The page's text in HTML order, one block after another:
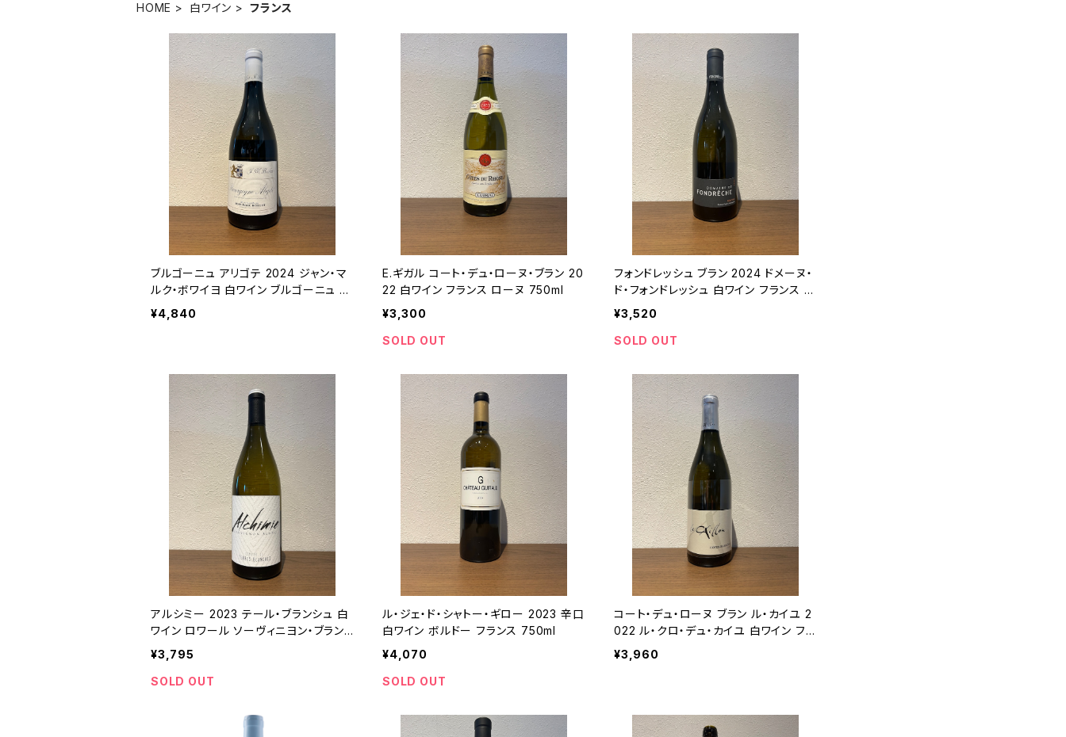
HOME 白ワイン フランス
ブルゴーニュ アリゴテ 2024 ジャン・マ
ルク・ボワイヨ 白ワイン ブルゴーニュ フ
ランス 750ml
¥4,840
E.ギガル コート・デュ・ローヌ・ブラン 20
22 白ワイン フランス ローヌ 750ml
¥3,300
SOLD OUT
フォンドレッシュ ブラン 2024 ドメーヌ・
ド・フォンドレッシュ 白ワイン フランス ロ
ーヌ 750ml
¥3,520
SOLD OUT
アルシミー 2023 テール・ブランシュ 白
ワイン ロワール ソーヴィニヨン・ブラン
750ml
¥3,795
SOLD OUT
ル・ジェ・ド・シャトー・ギロー 2023 辛口
白ワイン ボルドー フランス 750ml
¥4,070
SOLD OUT
コート・デュ・ローヌ ブラン ル・カイユ 2
022 ル・クロ・デュ・カイユ 白ワイン フラ
ンス ローヌ 750ml
¥3,960